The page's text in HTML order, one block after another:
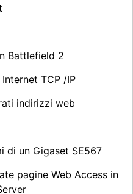
Battlefield 2
TCP /IP
indirizzi web
di un Gigaset SE567
pagine Web Access in